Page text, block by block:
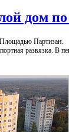
дом
Партизан.
развязка. В